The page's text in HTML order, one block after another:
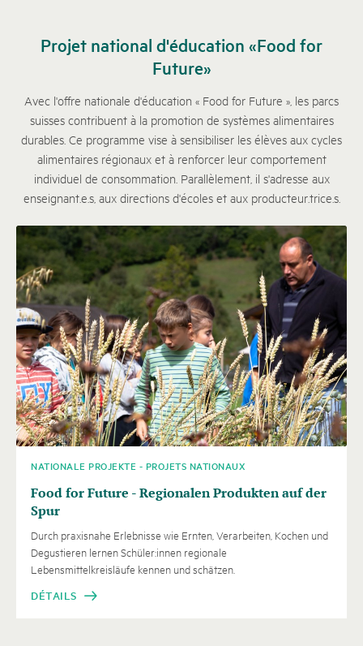
Projet national d'éducation «Food for
Future»
Avec l'offre nationale d'éducation « Food for Future », les parcs
suisses contribuent à la promotion de systèmes alimentaires
durables. Ce programme vise à sensibiliser les élèves aux cycles
alimentaires régionaux et à renforcer leur comportement
individuel de consommation. Parallèlement, il s'adresse aux
enseignant.e.s, aux directions d'écoles et aux producteur.trice.s.
Food for Future - Regionalen Produkten auf der
Spur
NATIONALE PROJEKTE - PROJETS NATIONAUX
Durch praxisnahe Erlebnisse wie Ernten, Verarbeiten, Kochen und
Degustieren lernen Schüler:innen regionale
Lebensmittelkreisläufe kennen und schätzen.
DÉTAILS